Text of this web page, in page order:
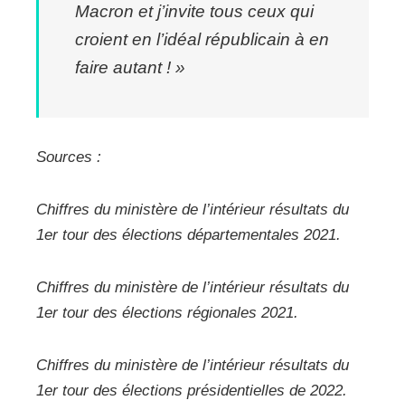
Macron et j’invite tous ceux qui
croient en l’idéal républicain à en
faire autant ! »
Sources :
Chiffres du ministère de l’intérieur résultats du
1er tour des élections départementales 2021.
Chiffres du ministère de l’intérieur résultats du
1er tour des élections régionales 2021.
Chiffres du ministère de l’intérieur résultats du
1er tour des élections présidentielles de 2022.